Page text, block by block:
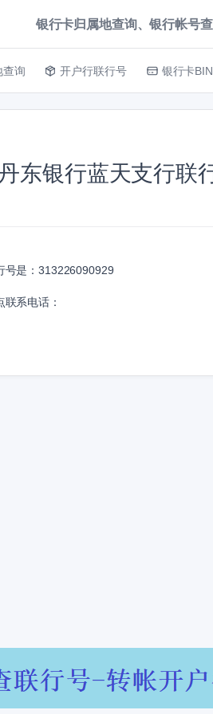
银行卡归属地查询、银行帐号
查询 开户行联行号 银行卡
东银行蓝天支行联
号是：313226090929
系电话：